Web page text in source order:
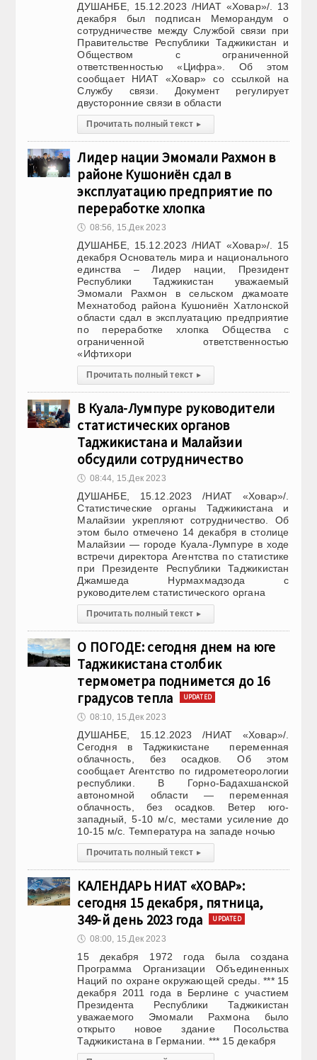
ДУШАНБЕ, 15.12.2023 /НИАТ «Ховар»/. 13
декабря был подписан Меморандум о
сотрудничестве между Службой связи при
Правительстве Республики Таджикистан и
Обществом с ограниченной
ответственностью «Цифра». Об этом
сообщает НИАТ «Ховар» со ссылкой на
Службу связи. Документ регулирует
двусторонние связи в области
Прочитать полный текст ▸
Лидер нации Эмомали Рахмон в
районе Кушониён сдал в
эксплуатацию предприятие по
переработке хлопка
🕔 08:56, 15.Дек 2023
ДУШАНБЕ, 15.12.2023 /НИАТ «Ховар»/. 15
декабря Основатель мира и национального
единства – Лидер нации, Президент
Республики Таджикистан уважаемый
Эмомали Рахмон в сельском джамоате
Мехнатобод района Кушониён Хатлонской
области сдал в эксплуатацию предприятие
по переработке хлопка Общества с
ограниченной ответственностью
«Ифтихори
Прочитать полный текст ▸
В Куала-Лумпуре руководители
статистических органов
Таджикистана и Малайзии
обсудили сотрудничество
🕔 08:44, 15.Дек 2023
ДУШАНБЕ, 15.12.2023 /НИАТ «Ховар»/.
Статистические органы Таджикистана и
Малайзии укрепляют сотрудничество. Об
этом было отмечено 14 декабря в столице
Малайзии — городе Куала-Лумпуре в ходе
встречи директора Агентства по статистике
при Президенте Республики Таджикистан
Джамшеда Нурмахмадзода с
руководителем статистического органа
Прочитать полный текст ▸
О ПОГОДЕ: сегодня днем на юге
Таджикистана столбик
термометра поднимется до 16
градусов тепла
UPDATED
🕔 08:10, 15.Дек 2023
ДУШАНБЕ, 15.12.2023 /НИАТ «Ховар»/.
Сегодня в Таджикистане переменная
облачность, без осадков. Об этом
сообщает Агентство по гидрометеорологии
республики. В Горно-Бадахшанской
автономной области — переменная
облачность, без осадков. Ветер юго-
западный, 5-10 м/с, местами усиление до
10-15 м/с. Температура на западе ночью
Прочитать полный текст ▸
КАЛЕНДАРЬ НИАТ «ХОВАР»:
сегодня 15 декабря, пятница,
349-й день 2023 года
UPDATED
🕔 08:00, 15.Дек 2023
15 декабря 1972 года была создана
Программа Организации Объединенных
Наций по охране окружающей среды. *** 15
декабря 2011 года в Берлине с участием
Президента Республики Таджикистан
уважаемого Эмомали Рахмона было
открыто новое здание Посольства
Таджикистана в Германии. *** 15 декабря